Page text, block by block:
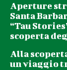
Aperture
Santa
“Tau
scoperta
Alla
un viaggio